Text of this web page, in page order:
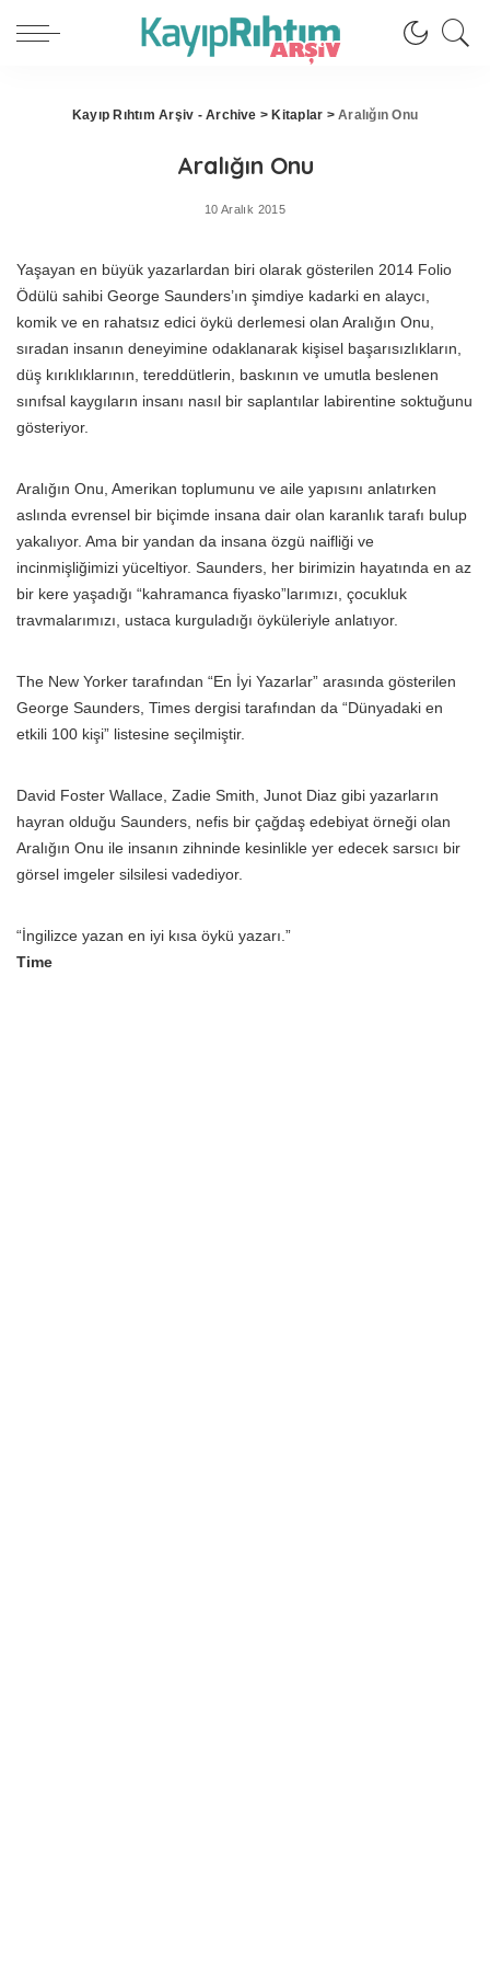
Kayıp Rıhtım Arşiv - Archive > Kitaplar >Aralığın Onu
Aralığın Onu
10 Aralık 2015
Yaşayan en büyük yazarlardan biri olarak gösterilen 2014 Folio
Ödülü sahibi George Saunders’ın şimdiye kadarki en alaycı,
komik ve en rahatsız edici öykü derlemesi olan Aralığın Onu,
sıradan insanın deneyimine odaklanarak kişisel başarısızlıkların,
düş kırıklıklarının, tereddütlerin, baskının ve umutla beslenen
sınıfsal kaygıların insanı nasıl bir saplantılar labirentine soktuğunu
gösteriyor.
Aralığın Onu, Amerikan toplumunu ve aile yapısını anlatırken
aslında evrensel bir biçimde insana dair olan karanlık tarafı bulup
yakalıyor. Ama bir yandan da insana özgü naifliği ve
incinmişliğimizi yüceltiyor. Saunders, her birimizin hayatında en az
bir kere yaşadığı “kahramanca fiyasko”larımızı, çocukluk
travmalarımızı, ustaca kurguladığı öyküleriyle anlatıyor.
The New Yorker tarafından “En İyi Yazarlar” arasında gösterilen
George Saunders, Times dergisi tarafından da “Dünyadaki en
etkili 100 kişi” listesine seçilmiştir.
David Foster Wallace, Zadie Smith, Junot Diaz gibi yazarların
hayran olduğu Saunders, nefis bir çağdaş edebiyat örneği olan
Aralığın Onu ile insanın zihninde kesinlikle yer edecek sarsıcı bir
görsel imgeler silsilesi vadediyor.
“İngilizce yazan en iyi kısa öykü yazarı.”
Time